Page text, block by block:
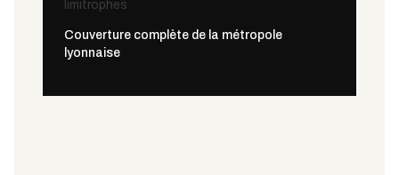
limitrophes
Couverture complète de la métropole
lyonnaise